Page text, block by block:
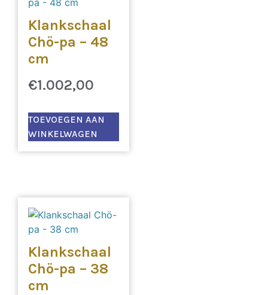
Klankschaal
Chö-pa – 48
cm
€1.002,00
TOEVOEGEN AAN
WINKELWAGEN
Klankschaal
Chö-pa – 38
cm